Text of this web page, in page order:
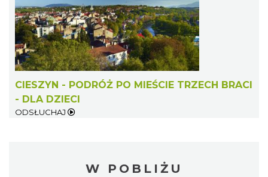
CIESZYN - PODRÓŻ PO MIEŚCIE TRZECH BRACI
- DLA DZIECI
ODSŁUCHAJ
W POBLIŻU